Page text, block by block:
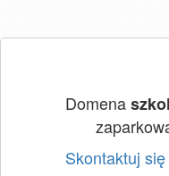
Domena
Skontaktuj się